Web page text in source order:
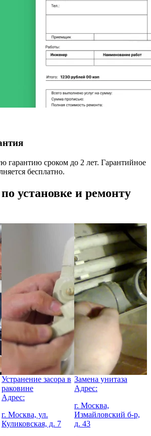
гарантию сроком до 2 лет. Гарантийное
бесплатно.
установке и ремонту
Устранение засора в
раковине
Адрес:
г. Москва, ул.
Куликовская, д. 7
Замена унитаза
Адрес:
г. Москва,
Измайловский б-р,
д. 43